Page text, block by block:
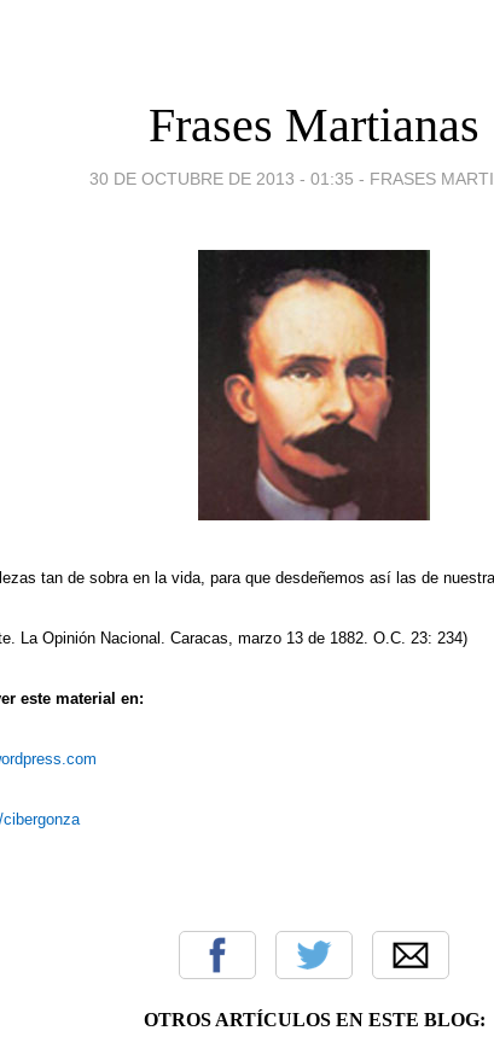
Frases Martianas
30 DE OCTUBRE DE 2013 - 01:35 - FRASES
tan de sobra en la vida, para que desdeñemos así las de
La Opinión Nacional. Caracas, marzo 13 de 1882. O.C. 23: 234)
este material en:
OTROS ARTÍCULOS EN ESTE BLOG: